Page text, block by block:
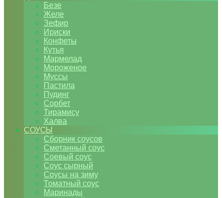
Безе
Желе
Зефир
Ириски
Конфеты
Кутья
Мармелад
Мороженое
Муссы
Пастила
Пудинг
Сорбет
Тирамису
Халва
СОУСЫ
Сборник соусов
Сметанный соус
Соевый соус
Соус сырный
Соусы на зиму
Томатный соус
Маринады